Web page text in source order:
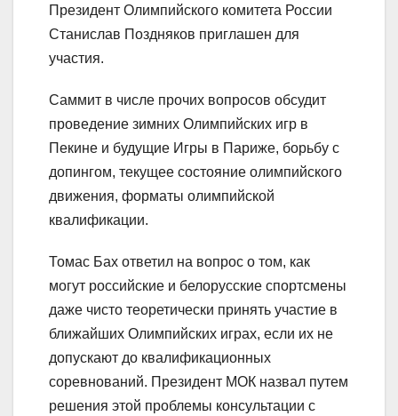
Президент Олимпийского комитета России
Станислав Поздняков приглашен для
участия.
Саммит в числе прочих вопросов обсудит
проведение зимних Олимпийских игр в
Пекине и будущие Игры в Париже, борьбу с
допингом, текущее состояние олимпийского
движения, форматы олимпийской
квалификации.
Томас Бах ответил на вопрос о том, как
могут российские и белорусские спортсмены
даже чисто теоретически принять участие в
ближайших Олимпийских играх, если их не
допускают до квалификационных
соревнований. Президент МОК назвал путем
решения этой проблемы консультации с